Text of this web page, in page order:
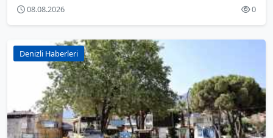
08.08.2026 0
Denizli Haberleri